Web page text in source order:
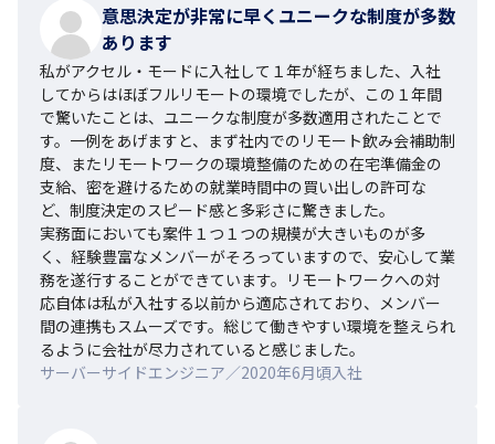
意思決定が非常に早くユニークな制度が多数
あります
私がアクセル・モードに入社して１年が経ちました、入社
してからはほぼフルリモートの環境でしたが、この１年間
で驚いたことは、ユニークな制度が多数適用されたことで
す。一例をあげますと、まず社内でのリモート飲み会補助制
度、またリモートワークの環境整備のための在宅準備金の
支給、密を避けるための就業時間中の買い出しの許可な
ど、制度決定のスピード感と多彩さに驚きました。
実務面においても案件１つ１つの規模が大きいものが多
く、経験豊富なメンバーがそろっていますので、安心して業
務を遂行することができています。リモートワークへの対
応自体は私が入社する以前から適応されており、メンバー
間の連携もスムーズです。総じて働きやすい環境を整えられ
るように会社が尽力されていると感じました。
サーバーサイドエンジニア／2020年6月頃入社